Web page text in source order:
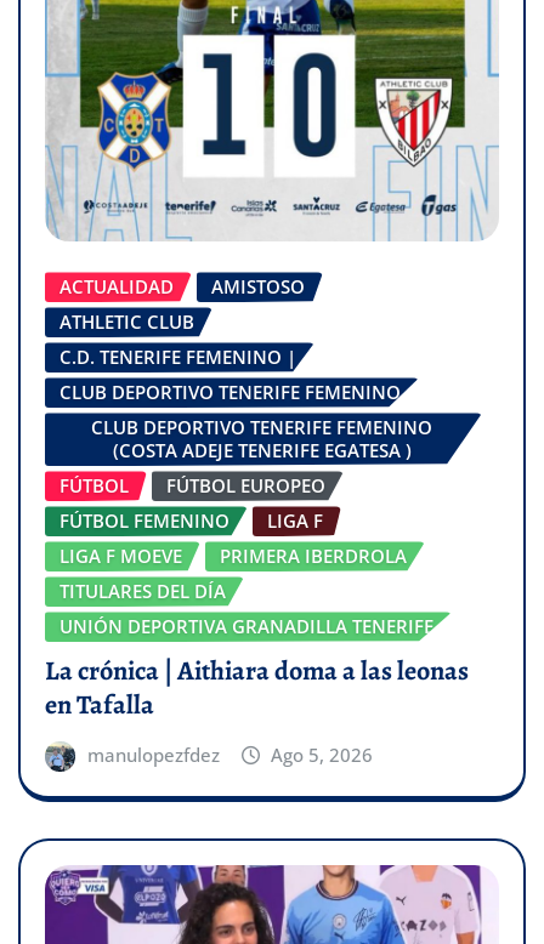
ACTUALIDAD
AMISTOSO
ATHLETIC CLUB
C.D. TENERIFE FEMENINO |
CLUB DEPORTIVO TENERIFE FEMENINO
CLUB DEPORTIVO TENERIFE FEMENINO
(COSTA ADEJE TENERIFE EGATESA )
FÚTBOL
FÚTBOL EUROPEO
FÚTBOL FEMENINO
LIGA F
LIGA F MOEVE
PRIMERA IBERDROLA
TITULARES DEL DÍA
UNIÓN DEPORTIVA GRANADILLA TENERIFE
La crónica | Aithiara doma a las leonas
en Tafalla
manulopezfdez Ago 5, 2026